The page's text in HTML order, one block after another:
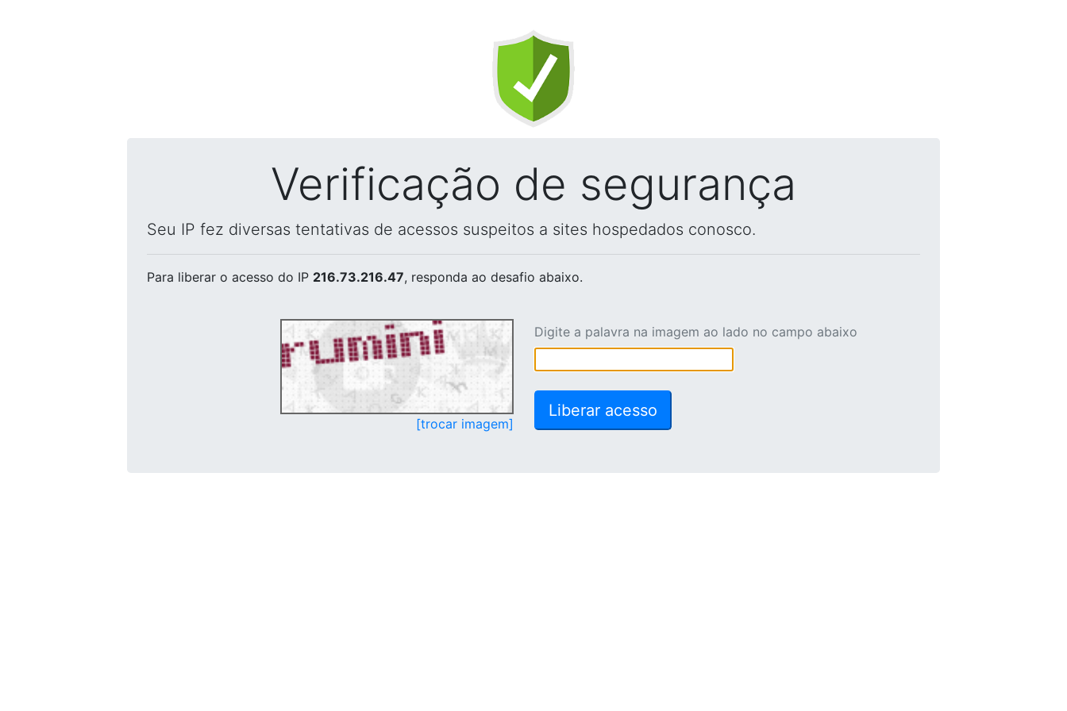
Verificação de segurança
Seu IP fez diversas tentativas de acessos suspeitos a sites hospedados conosco.
Para liberar o acesso do IP 216.73.216.47, responda ao desafio abaixo.
[trocar imagem]
Digite a palavra na imagem ao lado no campo abaixo